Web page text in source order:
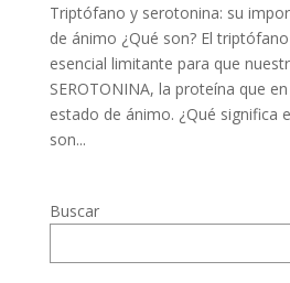
Triptófano y serotonina: su
de ánimo ¿Qué son? El
esencial limitante para que
SEROTONINA, la proteína que
estado de ánimo. ¿Qué significa
son...
Buscar